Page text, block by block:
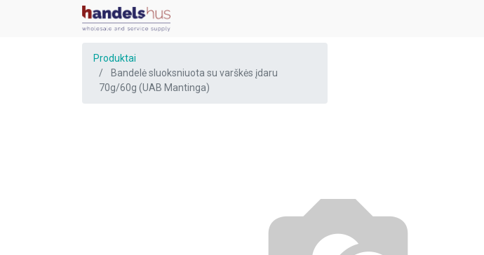
Produktai
Bandelė sluoksniuota su varškės įdaru
70g/60g (UAB Mantinga)